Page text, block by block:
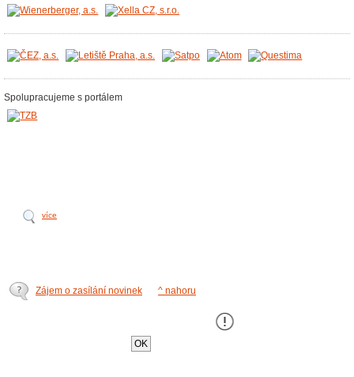
Spolupracujeme s portálem
více
Zájem o zasílání novinek ^ nahoru
OK